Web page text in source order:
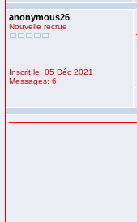
anonymous26
Nouvelle recrue
Inscrit le: 05 Déc 2021
Messages: 6